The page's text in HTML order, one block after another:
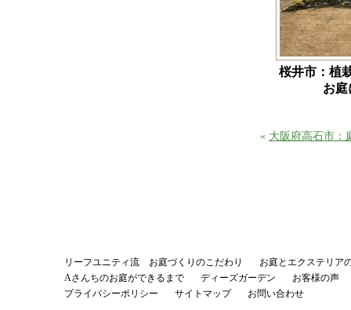
桜井市：植
お庭
« 大阪府高石市
リーフユニティ流 お庭づくりのこだわり
お庭とエクステリア
Aさんちのお庭ができるまで
ディーズガーデン
お客様の声
プライバシーポリシー
サイトマップ お問い合わせ